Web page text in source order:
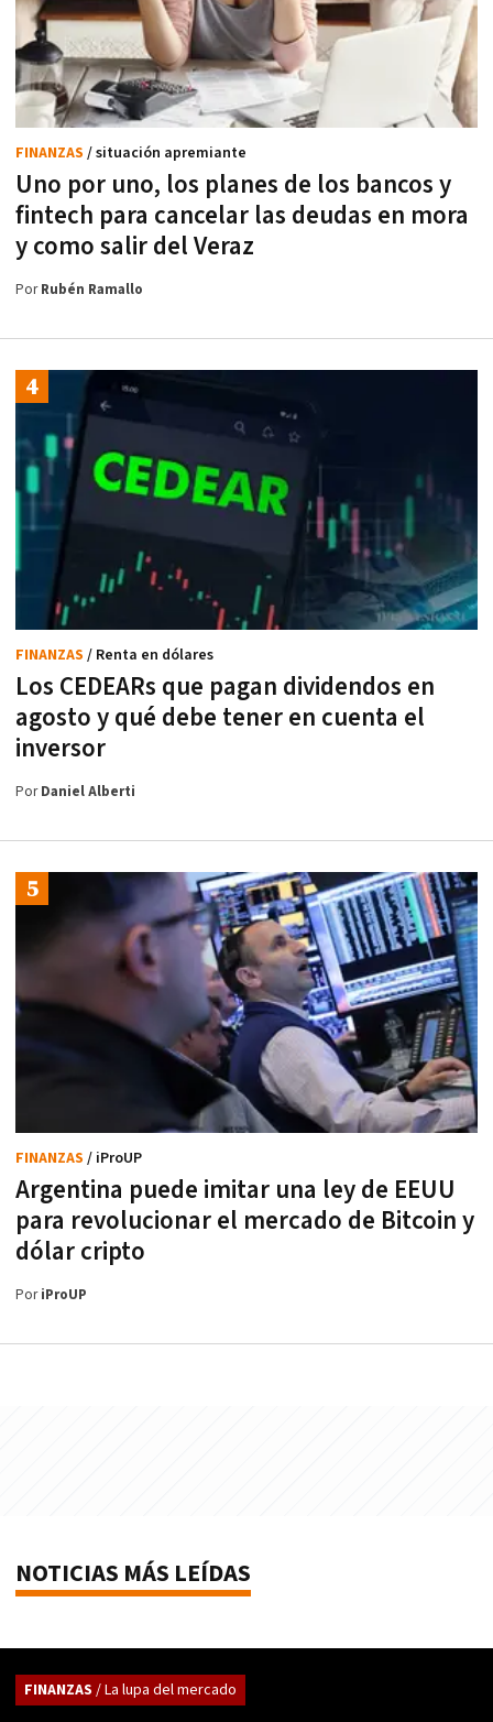
Uno por uno, los planes de los bancos y
fintech para cancelar las deudas en mora
y como salir del Veraz
FINANZAS / situación apremiante
PorRubén Ramallo
Los CEDEARs que pagan dividendos en
agosto y qué debe tener en cuenta el
inversor
FINANZAS / Renta en dólares
PorDaniel Alberti
Argentina puede imitar una ley de EEUU
para revolucionar el mercado de Bitcoin y
dólar cripto
FINANZAS / iProUP
PoriProUP
NOTICIAS MÁS LEÍDAS
FINANZAS / La lupa del mercado